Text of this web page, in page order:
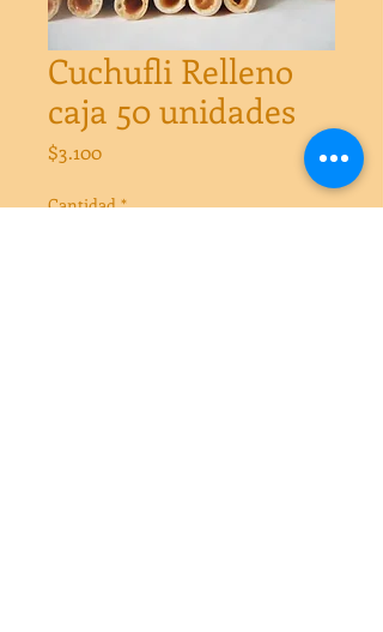
Cuchufli Relleno
caja 50 unidades
$3.100Precio
Cantidad *